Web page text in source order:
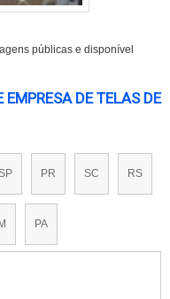
públicas e disponível
EMPRESA DE TELAS DE
PR SC RS
PA